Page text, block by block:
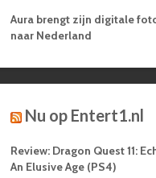
Aura brengt zijn digitale
naar Nederland
Nu op Entert1.nl
Review: Dragon Quest 11:
An Elusive Age (PS4)